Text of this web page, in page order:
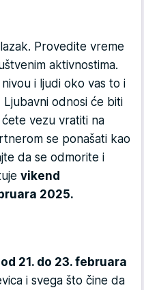
Provedite vreme
aktivnostima.
i ljudi oko vas to i
odnosi će biti
vezu vratiti na
se ponašati kao
da se odmorite i
vikend
2025.
21. do 23. februara
i svega što čine da